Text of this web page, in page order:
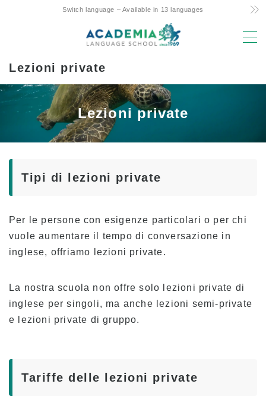
Switch language – Available in 13 languages
Costo ridotto! Impegno e segreti
L’unico corso settimanale di 4 giorni delle
Hawaii
Posizione e strutture di prim’ordine
Divertente! Aloha Student Life
Panoramica del programma
Livello principiante
Inglese commerciale
Lezioni private
Lezioni private
Tipi di lezioni private
Per le persone con esigenze particolari o per chi
vuole aumentare il tempo di conversazione in
inglese, offriamo lezioni private.
La nostra scuola non offre solo lezioni private di
inglese per singoli, ma anche lezioni semi-private
e lezioni private di gruppo.
Tariffe delle lezioni private